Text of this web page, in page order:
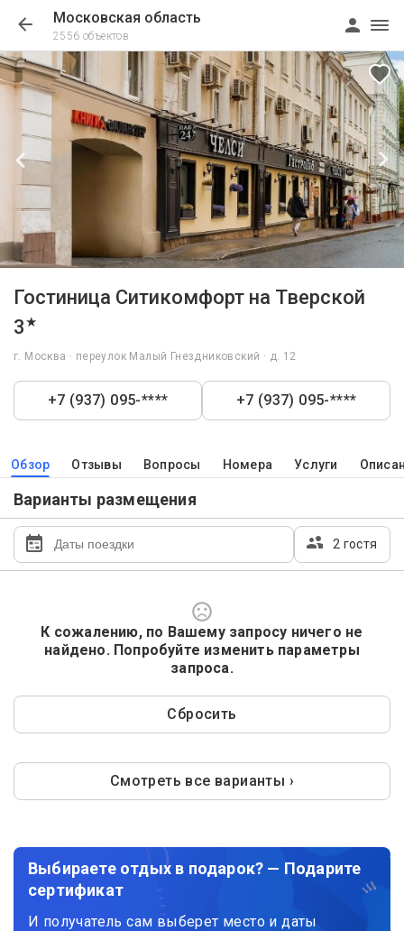
Московская область
2556 объектов
Гостиница Ситикомфорт на Тверской
3★
г. Москва · переулок Малый Гнездниковский · д. 12
+7 (937) 095-**** +7 (937) 095-****
Обзор Отзывы Вопросы Номера Услуги
Варианты размещения
2 гостя
К сожалению, по Вашему запросу ничего не
найдено. Попробуйте изменить параметры
запроса.
Сбросить
Смотреть все варианты ›
Выбираете отдых в подарок? — Подарите
сертификат
И получатель сам выберет место и даты